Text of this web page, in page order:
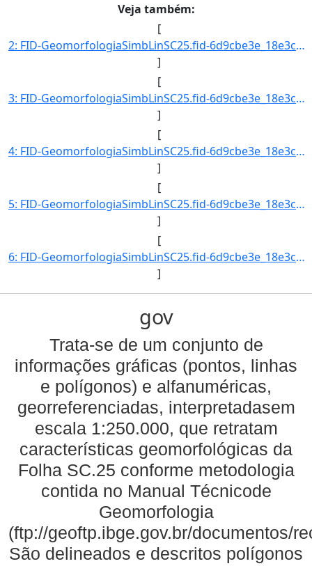
Veja também:
[
2: FID-GeomorfologiaSimbLinSC25.fid-6d9cbe3e_18e3cb6078c_-6bee-Folha-SC25-Codigo_Grupo_Genese-4-Nome_Gr]
]
[
3: FID-GeomorfologiaSimbLinSC25.fid-6d9cbe3e_18e3cb6078c_-6bed-Folha-SC25-Codigo_Grupo_Genese-4-Nome_Gr]
]
[
4: FID-GeomorfologiaSimbLinSC25.fid-6d9cbe3e_18e3cb6078c_-6bec-Folha-SC25-Codigo_Grupo_Genese-4-Nome_Gr]
]
[
5: FID-GeomorfologiaSimbLinSC25.fid-6d9cbe3e_18e3cb6078c_-6beb-Folha-SC25-Codigo_Grupo_Genese-4-Nome_Gr]
]
[
6: FID-GeomorfologiaSimbLinSC25.fid-6d9cbe3e_18e3cb6078c_-6bea-Folha-SC25-Codigo_Grupo_Genese-4-Nome_Gr]
]
gov
Trata-se de um conjunto de
informações gráficas (pontos, linhas
e polígonos) e alfanuméricas,
georreferenciadas, interpretadasem
escala 1:250.000, que retratam
características geomorfológicas da
Folha SC.25 conforme metodologia
contida no Manual Técnicode
Geomorfologia
(ftp://geoftp.ibge.gov.br/documentos/
São delineados e descritos polígonos